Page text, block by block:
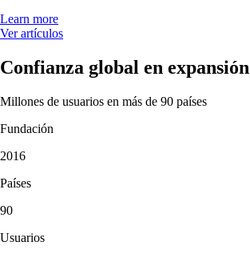
Learn more
Ver artículos
Confianza global en expansión
Millones de usuarios en más de 90 países
Fundación
2016
Países
90
Usuarios